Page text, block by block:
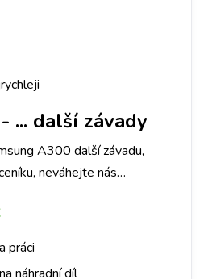
- ... další závady
A300 další závadu,
neváhejte nás
práci
náhradní díl